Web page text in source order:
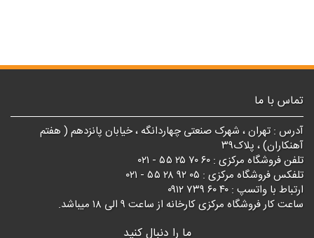
تماس با ما
آدرس : تهران ، شهرک صنعتی چهاردانگه ، خیابان پانزدهم ( هفتم
آهنکاران) ، پلاک۳۹
تلفن فروشگاه مرکزی : ۶۰ ۷۰ ۲۵ ۵۵ - ۰۲۱
تلفکس فروشگاه مرکزی : ۰۵ ۹۲ ۲۸ ۵۵ - ۰۲۱
ارتباط با واتسپ : ۴۰ ۶۰ ۷۳۹ ۰۹۱۲
ساعت کار فروشگاه مرکزی کارخانه از ساعت ۹ الی ۱۸ میباشد.
ما را دنبال کنید